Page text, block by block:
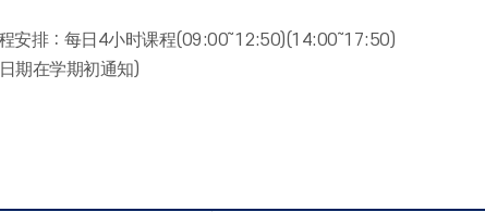
排：每日4小时课程(09:00～12:50)(14:00～17:50)
期在学期初通知)